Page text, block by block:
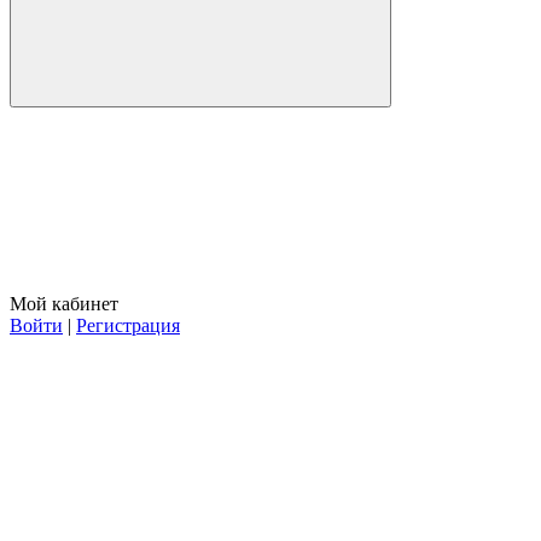
Мой кабинет
Войти | Регистрация